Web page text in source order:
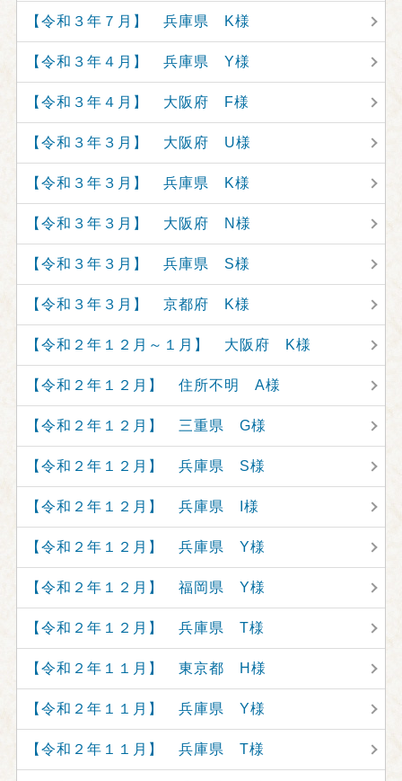
【令和３年７月】 兵庫県 K様
【令和３年４月】 兵庫県 Y様
【令和３年４月】 大阪府 F様
【令和３年３月】 大阪府 U様
【令和３年３月】 兵庫県 K様
【令和３年３月】 大阪府 N様
【令和３年３月】 兵庫県 S様
【令和３年３月】 京都府 K様
【令和２年１２月～１月】 大阪府 K様
【令和２年１２月】 住所不明 A様
【令和２年１２月】 三重県 G様
【令和２年１２月】 兵庫県 S様
【令和２年１２月】 兵庫県 I様
【令和２年１２月】 兵庫県 Y様
【令和２年１２月】 福岡県 Y様
【令和２年１２月】 兵庫県 T様
【令和２年１１月】 東京都 H様
【令和２年１１月】 兵庫県 Y様
【令和２年１１月】 兵庫県 T様